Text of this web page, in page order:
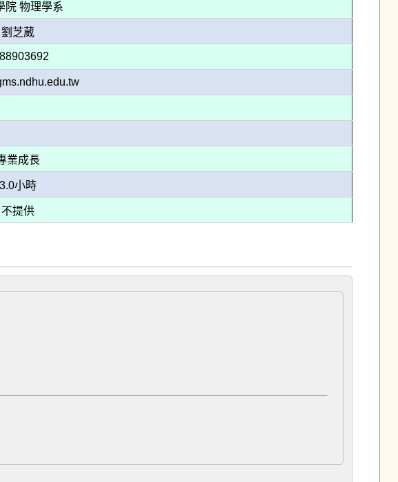
院 物理學系
劉芝葳
業成長
3.0小時
不提供